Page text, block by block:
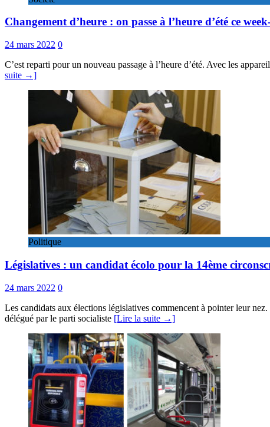
Changement d’heure : on passe à l’heure d’été ce
24 mars 2022 0
C’est reparti pour un nouveau passage à l’heure d’été. Avec les
suite →]
Politique
Législatives : un candidat écolo pour la 14ème
24 mars 2022 0
Les candidats aux élections législatives commencent à pointer leur
délégué par le parti socialiste [Lire la suite →]